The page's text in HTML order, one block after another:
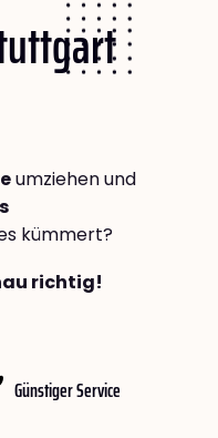
umziehen und
kümmert?
richtig!
Günstiger Service